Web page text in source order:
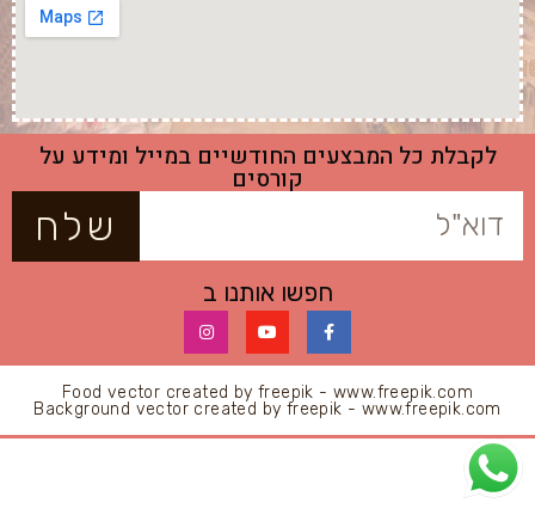
לקבלת כל המבצעים החודשיים במייל ומידע על
קורסים
שלח
חפשו אותנו ב
Food vector created by freepik - www.freepik.com
Background vector created by freepik - www.freepik.com